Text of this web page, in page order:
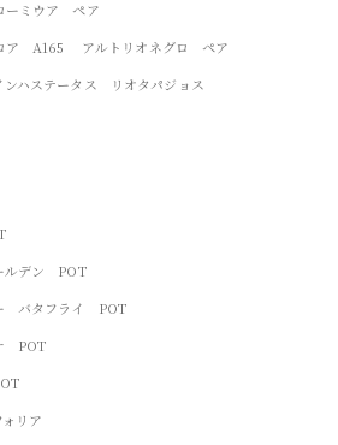
ーミウア ペア
ア A165 アルトリオネグロ ペア
ハステータス リオタパジョス
ルデン POT
バタフライ POT
POT
リア